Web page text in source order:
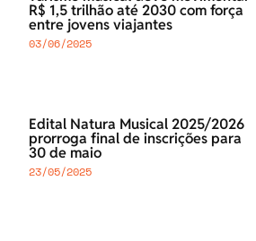
R$ 1,5 trilhão até 2030 com força
entre jovens viajantes
03/06/2025
Edital Natura Musical 2025/2026
prorroga final de inscrições para
30 de maio
23/05/2025